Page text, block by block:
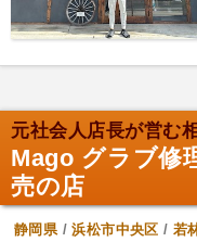
元社会人店長が営む
Mago グラブ修
売の店
静岡県/浜松市中央区 / 若